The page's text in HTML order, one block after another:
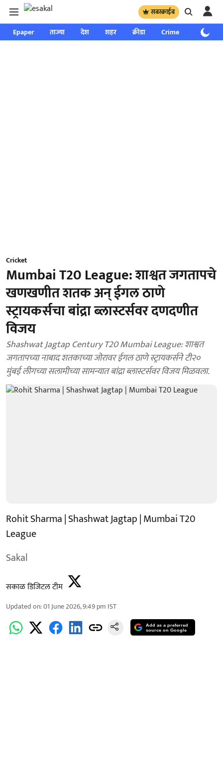
सबस्क्राईब
Epaper ताज्या देश शहर क्रीडा Crime साप्ताहिक
Cricket
Mumbai T20 League: शाश्वत जगतापचे
खणखणीत शतक अन् ईगल ठाणे
स्ट्रायकर्सचा बांद्रा ब्लास्टर्सवर दणदणीत
विजय
Shashwat Jagtap Century T20 Mumbai League: शाश्वत
जगतापच्या नाबाद शतकाच्या जोरावर ईगल ठाणे स्ट्रायकर्सने टी२०
मुंबई लीगच्या सलामीच्या सामन्यात बांद्रा ब्लास्टर्सवर विजय मिळवला.
Rohit Sharma | Shashwat Jagtap | Mumbai T20
League
Sakal
सकाळ डिजिटल टीम
Updated on:01 June 2026, 9:49 pm IST
Add as a preferred
source on Google